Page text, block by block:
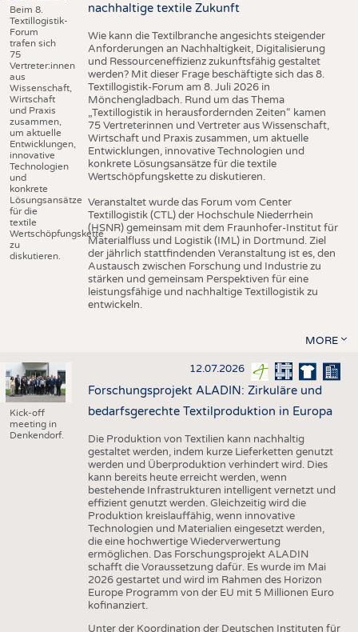
Beim 8.
Textillogistik-
Forum
trafen sich
75
Vertreter:innen
aus
Wissenschaft,
Wirtschaft
und Praxis
zusammen,
um aktuelle
Entwicklungen,
innovative
Technologien
und
konkrete
Lösungsansätze
für die
textile
Wertschöpfungskette
zu
diskutieren.
nachhaltige textile Zukunft
Wie kann die Textilbranche angesichts steigender
Anforderungen an Nachhaltigkeit, Digitalisierung
und Ressourceneffizienz zukunftsfähig gestaltet
werden? Mit dieser Frage beschäftigte sich das 8.
Textillogistik-Forum am 8. Juli 2026 in
Mönchengladbach. Rund um das Thema
„Textillogistik in herausfordernden Zeiten“ kamen
75 Vertreterinnen und Vertreter aus Wissenschaft,
Wirtschaft und Praxis zusammen, um aktuelle
Entwicklungen, innovative Technologien und
konkrete Lösungsansätze für die textile
Wertschöpfungskette zu diskutieren.
Veranstaltet wurde das Forum vom Center
Textillogistik (CTL) der Hochschule Niederrhein
(HSNR) gemeinsam mit dem Fraunhofer-Institut für
Materialfluss und Logistik (IML) in Dortmund. Ziel
der jährlich stattfindenden Veranstaltung ist es, den
Austausch zwischen Forschung und Industrie zu
stärken und gemeinsam Perspektiven für eine
leistungsfähige und nachhaltige Textillogistik zu
entwickeln.
MORE
Kick-off
meeting in
Denkendorf.
12.07.2026
Forschungsprojekt ALADIN: Zirkuläre und
bedarfsgerechte Textilproduktion in Europa
Die Produktion von Textilien kann nachhaltig
gestaltet werden, indem kurze Lieferketten genutzt
werden und Überproduktion verhindert wird. Dies
kann bereits heute erreicht werden, wenn
bestehende Infrastrukturen intelligent vernetzt und
effizient genutzt werden. Gleichzeitig wird die
Produktion kreislauffähig, wenn innovative
Technologien und Materialien eingesetzt werden,
die eine hochwertige Wiederverwertung
ermöglichen. Das Forschungsprojekt ALADIN
schafft die Voraussetzung dafür. Es wurde im Mai
2026 gestartet und wird im Rahmen des Horizon
Europe Programm von der EU mit 5 Millionen Euro
kofinanziert.
Unter der Koordination der Deutschen Instituten für